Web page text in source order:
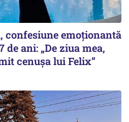
confesiune emoționantă
de ani: „De ziua mea,
cenușa lui Felix”